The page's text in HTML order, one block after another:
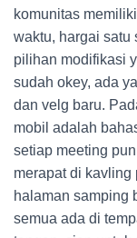
komunitas
waktu, hargai satu
pilihan modifikasi
sudah okey, ada
dan velg baru.
mobil adalah
setiap meeting
merapat di kavling
halaman samping
semua ada di